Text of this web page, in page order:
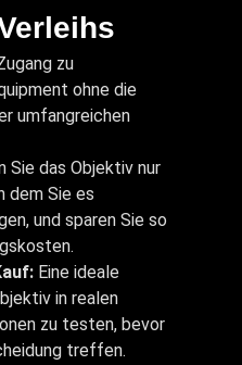
zu
ohne die
umfangreichen
Sie das Objektiv nur
dem Sie es
und sparen Sie so
Eine ideale
in realen
zu testen, bevor
treffen.